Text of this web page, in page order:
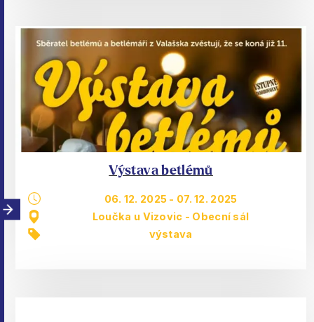
Výstava betlémů
06. 12. 2025 - 07. 12. 2025
Loučka u Vizovic - Obecní sál
výstava